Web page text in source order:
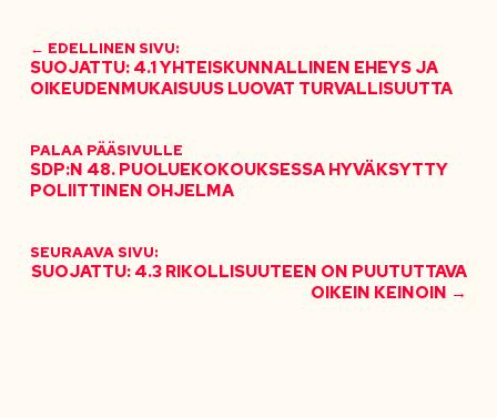
← EDELLINEN SIVU:
SUOJATTU: 4.1 YHTEISKUNNALLINEN EHEYS JA
OIKEUDENMUKAISUUS LUOVAT TURVALLISUUTTA
PALAA PÄÄSIVULLE
SDP:N 48. PUOLUEKOKOUKSESSA HYVÄKSYTTY
POLIITTINEN OHJELMA
SEURAAVA SIVU:
SUOJATTU: 4.3 RIKOLLISUUTEEN ON PUUTUTTAVA
OIKEIN KEINOIN →